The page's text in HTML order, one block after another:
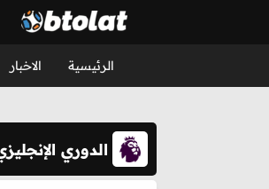
الرئيسية الاخبار
الدوري